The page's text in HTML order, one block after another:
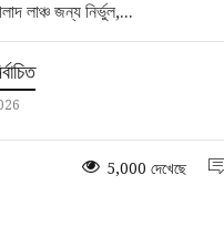
লাঞ্চ জন্য নির্ভুল,...
5,000 দেখেছে